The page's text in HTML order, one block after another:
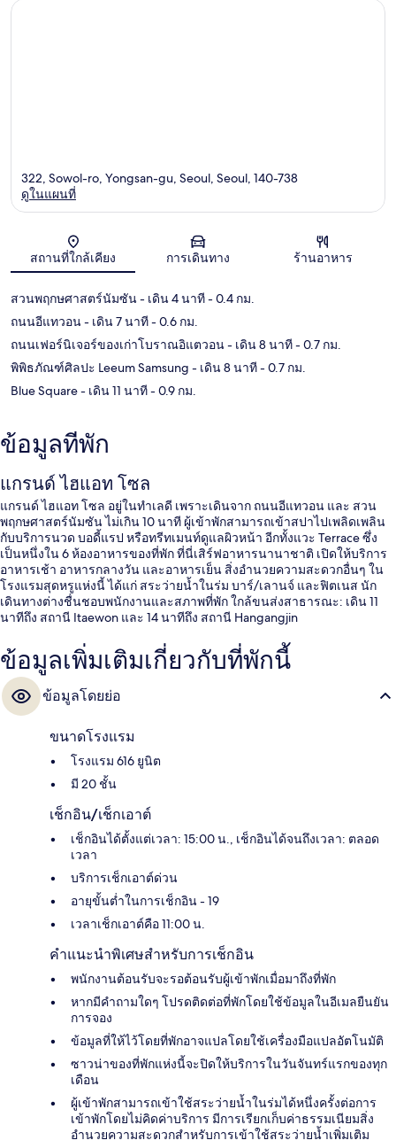
แผนที่
322, Sowol-ro, Yongsan-gu, Seoul, Seoul, 140-738
ดูในแผนที่
สถานที่ใกล้เคียง การเดินทาง ร้านอาหาร
สวนพฤกษศาสตร์นัมซัน- เดิน 4 นาที- 0.4 กม.
ถนนอีแทวอน- เดิน 7 นาที- 0.6 กม.
ถนนเฟอร์นิเจอร์ของเก่าโบราณอิแตวอน- เดิน 8 นาที- 0.7 กม.
พิพิธภัณฑ์ศิลปะ Leeum Samsung - เดิน 8 นาที- 0.7 กม.
Blue Square- เดิน 11 นาที- 0.9 กม.
ข้อมูลที่พัก
แกรนด์ ไฮแอท โซล
แกรนด์ ไฮแอท โซล อยู่ในทำเลดี เพราะเดินจาก ถนนอีแทวอน และ สวน
พฤกษศาสตร์นัมซัน ไม่เกิน 10 นาที ผู้เข้าพักสามารถเข้าสปาไปเพลิดเพลิน
กับบริการนวด บอดี้แรป หรือทรีทเมนท์ดูแลผิวหน้า อีกทั้งแวะ Terrace ซึ่ง
เป็นหนึ่งใน 6 ห้องอาหารของที่พัก ที่นี่เสิร์ฟอาหารนานาชาติ เปิดให้บริการ
อาหารเช้า อาหารกลางวัน และอาหารเย็น สิ่งอำนวยความสะดวกอื่นๆ ใน
โรงแรมสุดหรูแห่งนี้ ได้แก่ สระว่ายน้ำในร่ม บาร์/เลานจ์ และฟิตเนส นัก
เดินทางต่างชื่นชอบพนักงานและสภาพที่พัก ใกล้ขนส่งสาธารณะ: เดิน 11
นาทีถึง สถานี Itaewon และ 14 นาทีถึง สถานี Hangangjin
ข้อมูลเพิ่มเติมเกี่ยวกับที่พักนี้
ข้อมูลโดยย่อ
ขนาดโรงแรม
โรงแรม 616 ยูนิต
มี 20 ชั้น
เช็กอิน/เช็กเอาต์
เช็กอินได้ตั้งแต่เวลา: 15:00 น., เช็กอินได้จนถึงเวลา: ตลอด
เวลา
บริการเช็กเอาต์ด่วน
อายุขั้นต่ำในการเช็กอิน - 19
เวลาเช็กเอาต์คือ 11:00 น.
คำแนะนำพิเศษสำหรับการเช็กอิน
พนักงานต้อนรับจะรอต้อนรับผู้เข้าพักเมื่อมาถึงที่พัก
หากมีคำถามใดๆ โปรดติดต่อที่พักโดยใช้ข้อมูลในอีเมลยืนยัน
การจอง
ข้อมูลที่ให้ไว้โดยที่พักอาจแปลโดยใช้เครื่องมือแปลอัตโนมัติ
ซาวน่าของที่พักแห่งนี้จะปิดให้บริการในวันจันทร์แรกของทุก
เดือน
ผู้เข้าพักสามารถเข้าใช้สระว่ายน้ำในร่มได้หนึ่งครั้งต่อการ
เข้าพักโดยไม่คิดค่าบริการ มีการเรียกเก็บค่าธรรมเนียมสิ่ง
อำนวยความสะดวกสำหรับการเข้าใช้สระว่ายน้ำเพิ่มเติม